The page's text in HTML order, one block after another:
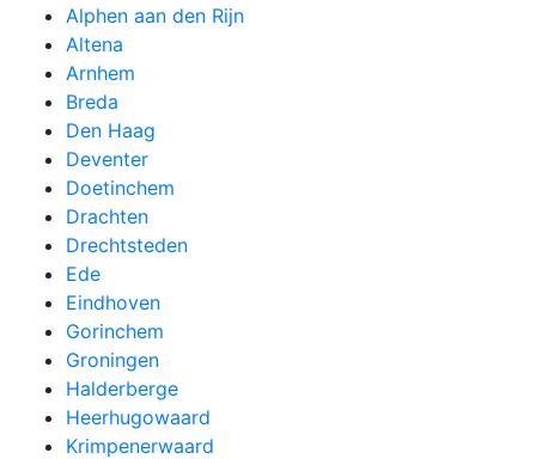
Alphen aan den Rijn
Altena
Arnhem
Breda
Den Haag
Deventer
Doetinchem
Drachten
Drechtsteden
Ede
Eindhoven
Gorinchem
Groningen
Halderberge
Heerhugowaard
Krimpenerwaard